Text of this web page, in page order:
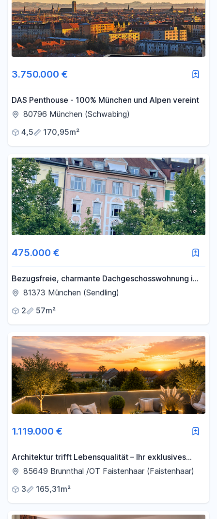
3.750.000 €
DAS Penthouse - 100% München und Alpen vereint
80796 München (Schwabing)
4,5
170,95m²
475.000 €
Bezugsfreie, charmante Dachgeschosswohnung im
Altbau81373 München (Sendling)
2
57m²
1.119.000 €
Architektur trifft Lebensqualität – Ihr exklusives
Penthouse in Brunnthal/OT Faistenhaar
85649 Brunnthal /OT Faistenhaar (Faistenhaar)
3
165,31m²